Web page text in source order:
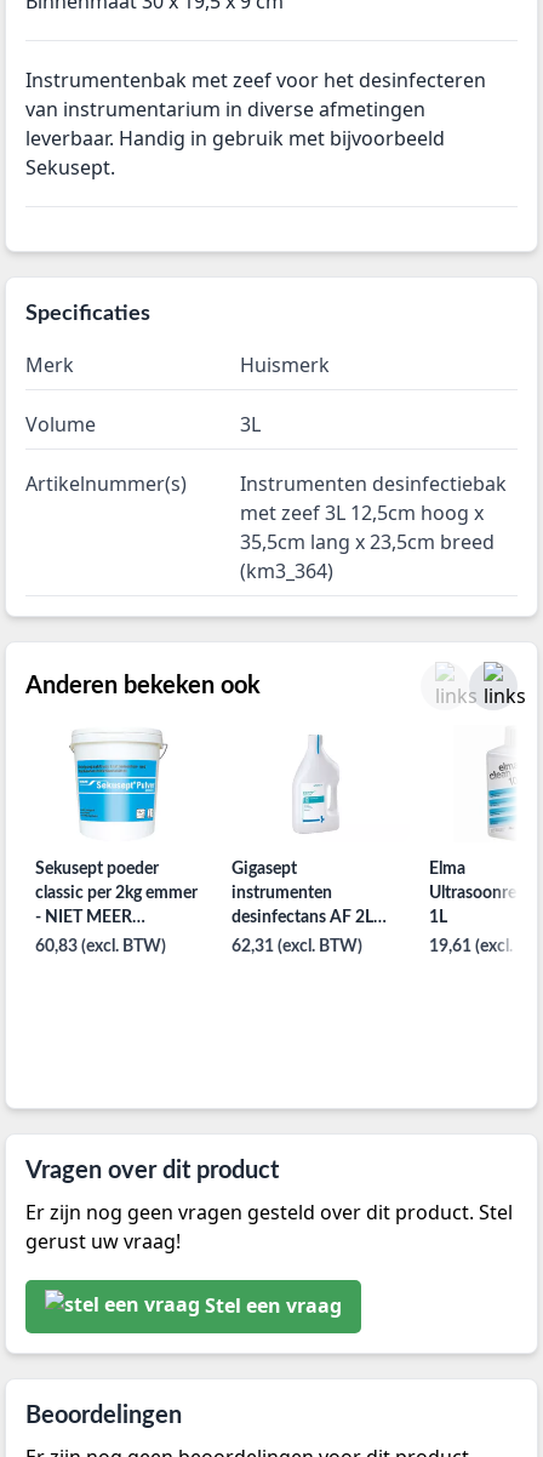
Instrumentenbak met zeef voor het desinfecteren
van instrumentarium in diverse afmetingen
leverbaar. Handig in gebruik met bijvoorbeeld
Sekusept.
Specificaties
Merk Huismerk
Volume 3L
Artikelnummer(s)
Instrumenten desinfectiebak
met zeef 3L 12,5cm hoog x
35,5cm lang x 23,5cm breed
(km3_364)
Anderen bekeken ook
Sekusept poeder
classic per 2kg emmer
- NIET MEER
LEVERBAAR
60,83 (excl. BTW)
Gigasept
instrumenten
desinfectans AF 2L
flacon
62,31 (excl. BTW)
Elma
1L
19,61 (excl.
Vragen over dit product
Er zijn nog geen vragen gesteld over dit product. Stel
gerust uw vraag!
Stel een vraag
Beoordelingen